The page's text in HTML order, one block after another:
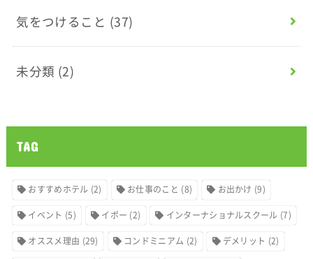
気をつけること (37)
未分類 (2)
TAG
おすすめホテル (2) お仕事のこと (8) お出かけ (9)
イベント (5) イポー (2) インターナショナルスクール (7)
オススメ理由 (29) コンドミニアム (2) デメリット (2)